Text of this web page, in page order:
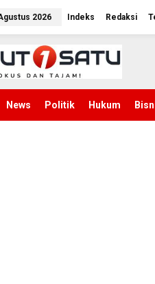
2026 Indeks Redaksi
News Politik Hukum